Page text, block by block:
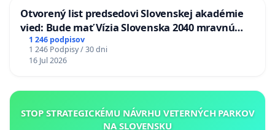
Otvorený list predsedovi Slovenskej akadémie
vied: Bude mať Vízia Slovenska 2040 mravnú
chrbticu?
1 246 podpisov
1 246 Podpisy / 30 dni
16 Jul 2026
STOP STRATEGICKÉMU NÁVRHU VETERNÝCH PARKOV
NA SLOVENSKU